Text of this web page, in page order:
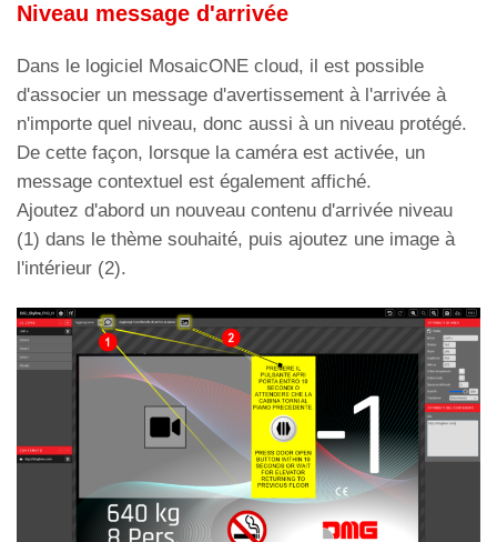
Niveau message d'arrivée
Dans le logiciel MosaicONE cloud, il est possible
d'associer un message d'avertissement à l'arrivée à
n'importe quel niveau, donc aussi à un niveau protégé.
De cette façon, lorsque la caméra est activée, un
message contextuel est également affiché.
Ajoutez d'abord un nouveau contenu d'arrivée niveau
(1) dans le thème souhaité, puis ajoutez une image à
l'intérieur (2).